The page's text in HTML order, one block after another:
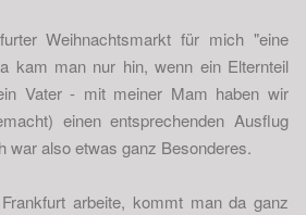
Weihnachtsmarkt für mich "eine
kam man nur hin, wenn ein Elternteil
Vater - mit meiner Mam haben wir
einen entsprechenden Ausflug
war also etwas ganz Besonderes.
arbeite, kommt man da ganz